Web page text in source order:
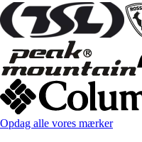
Opdag alle vores mærker